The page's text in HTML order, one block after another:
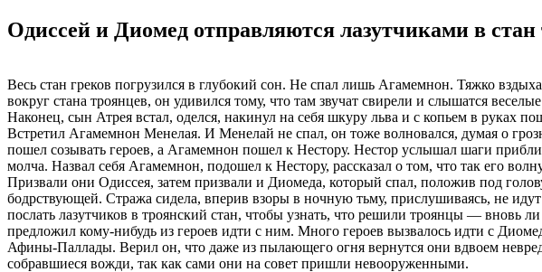
Одиссей и Диомед отправляются лазутчиками в
Весь стан греков погрузился в глубокий сон. Не спал лишь Агамемнон. Тяжко
вокруг стана троянцев, он удивился тому, что там звучат свирели и слышатся
Наконец, сын Атрея встал, оделся, накинул на себя шкуру льва и с копьем в руках
Встретил Агамемнон Менелая. И Менелай не спал, он тоже волновался, думая о
пошел созывать героев, а Агамемнон пошел к Нестору. Нестор услышал шаги
молча. Назвал себя Агамемнон, подошел к Нестору, рассказал о том, что так его
Призвали они Одиссея, затем призвали и Диомеда, который спал, положив под
бодрствующей. Стража сидела, вперив взоры в ночную тьму, прислушиваясь, не
послать лазутчиков в троянский стан, чтобы узнать, что решили троянцы — вновь
предложил кому-нибудь из героев идти с ним. Много героев вызвалось идти с
Афины-Паллады. Верил он, что даже из пылающего огня вернутся они вдвоем
собравшиеся вожди, так как сами они на совет пришли невооруженными.